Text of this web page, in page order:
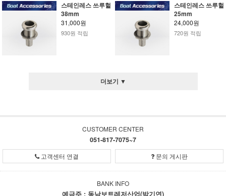
스테인레스 쓰루헐
38mm
31,000원
930원 적립
스테인레스 쓰루헐
25mm
24,000원
720원 적립
더보기 ▼
CUSTOMER CENTER
051-817-7075~7
고객센터 연결 문의 게시판
BANK INFO
예금주 : 동남보트레저산업(박기연)